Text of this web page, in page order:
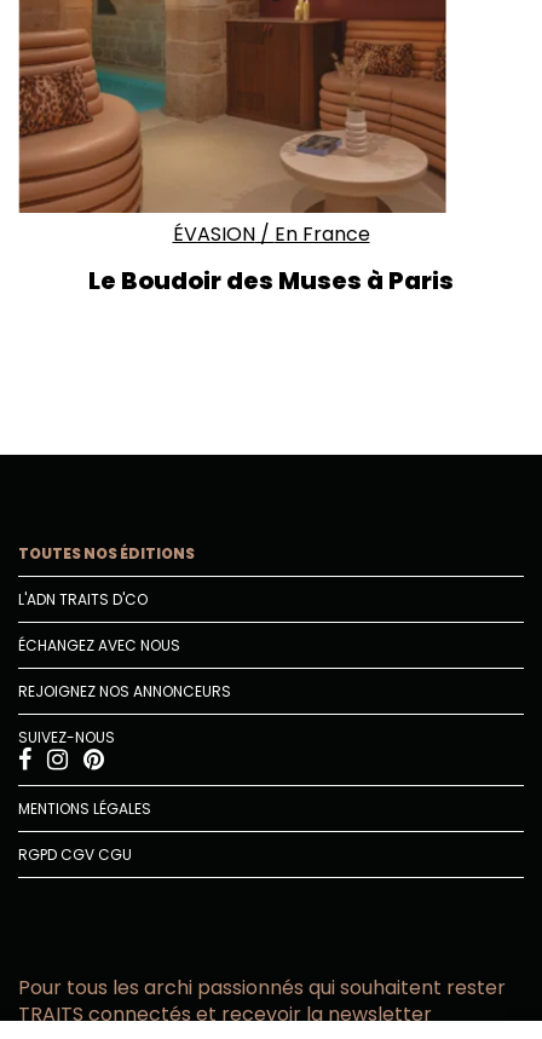
ÉVASION/ En France
Le Boudoir des Muses à Paris
TOUTES NOS ÉDITIONS
L'ADN TRAITS D'CO
ÉCHANGEZ AVEC NOUS
REJOIGNEZ NOS ANNONCEURS
SUIVEZ-NOUS
MENTIONS LÉGALES
RGPDCGVCGU
Pour tous les archi passionnés qui souhaitent rester
TRAITS connectés et recevoir la newsletter